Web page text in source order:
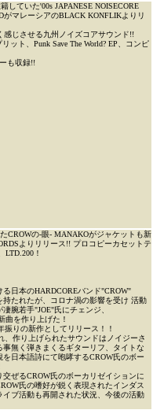
していた'00s JAPANESE NOISECORE
がマレーシアのBLACK KONFLIKよりリ
感じさせる九州ノイズコアサウンド!!
ット、Punk Save The World? EP、コンピ
も収録!!
CROWの-眼- MANAKOがジャケットも新
よりリリース!! プロコピーカセットテ
！
日本のHARDCOREバンド"CROW"
たれたが、コロナ渦の影響を受け 活動
腕若手"JOE"氏にチェンジ、
曲を作り上げた！
振りの新作としてリリース！！
、作り上げられたサウンドはノイジーさ
無く弾きまくるギターリフ、タイトな
日本語詩にて咆哮するCROW氏のボー
ぜるCROW氏のボーカリゼイションに
氏の嗜好が鋭く表現されたインダス
ブ活動も再開された状況、今後の活動